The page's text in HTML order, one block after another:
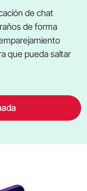
de chat
de forma
que pueda saltar